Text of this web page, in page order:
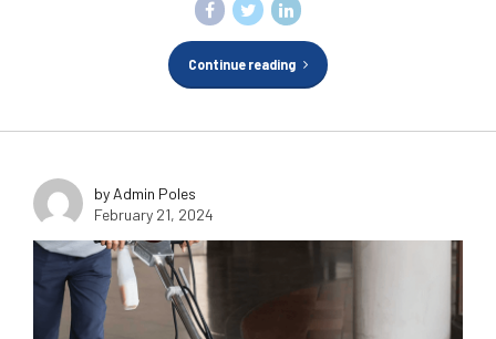
Continue reading
by Admin Poles
February 21, 2024